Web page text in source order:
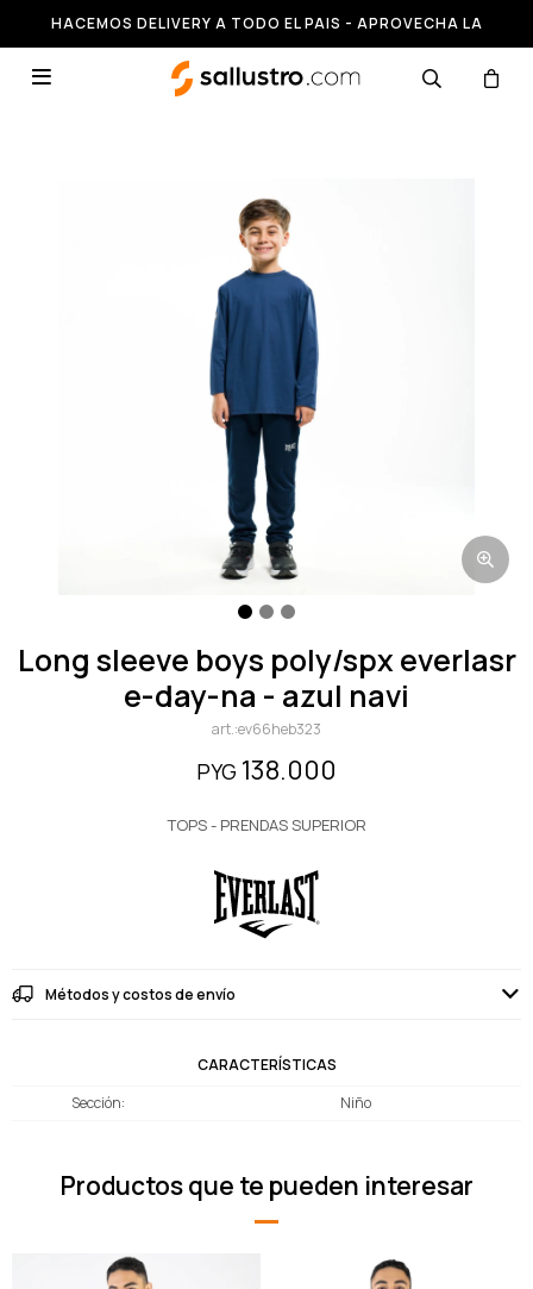
HACEMOS DELIVERY A TODO EL PAIS - APROVECHA LA
RUNNING HASTA 50% OFF

long sleeve boys poly/spx everlasr
e-day-na - azul navi
ev66heb323
PYG 138.000
TOPS - PRENDAS SUPERIOR
Métodos y costos de envío
CARACTERÍSTICAS
Sección
Niño
Productos que te pueden interesar